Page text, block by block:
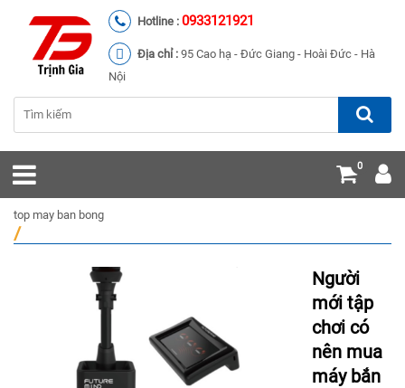
Hotline : 0933121921
Địa chỉ : 95 Cao hạ - Đức Giang - Hoài Đức - Hà
Nội
0
top may ban bong
/
Người
mới tập
chơi có
nên mua
máy bắn